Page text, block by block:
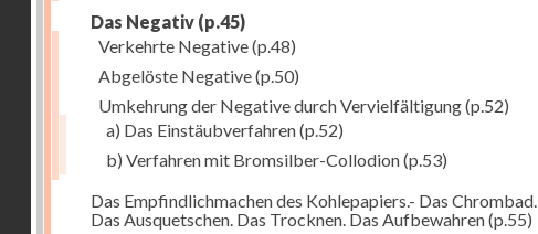
Das Negativ (p.45)
Verkehrte Negative(p.48)
Abgelöste Negative(p.50)
Umkehrung der Negative durch Vervielfältigung(p.52)
a) Das Einstäubverfahren(p.52)
b) Verfahren mit Bromsilber-Collodion(p.53)
Das Empfindlichmachen des Kohlepapiers.- Das Chrombad.
Das Ausquetschen. Das Trocknen. Das Aufbewahren(p.55)